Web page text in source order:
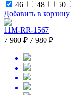
46
48 50
Добавить в корзину
11M-RR-1567
7 980 ₽ 7 980 ₽